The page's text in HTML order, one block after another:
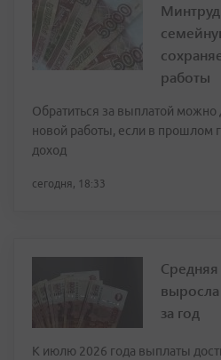
работы
Обратиться за выплатой
новой работы, если в прошлом
доход
сегодня, 18:33
Средняя
за год
К июлю 2026 года выплаты